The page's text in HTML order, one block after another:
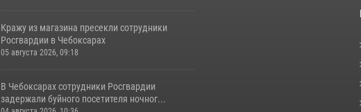
Кражу из магазина пресекли сотрудники
Росгвардии в Чебоксарах
05 августа 2026, 09:18
В Чебоксарах сотрудники Росгвардии
задержали буйного посетителя ночног...